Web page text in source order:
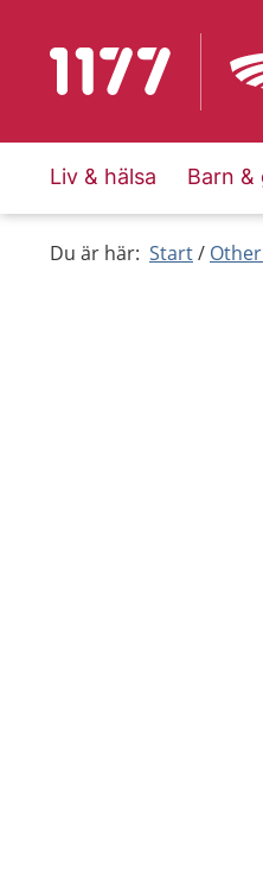
To start page for 1177
Liv & hälsa Barn &
Du är här: Start